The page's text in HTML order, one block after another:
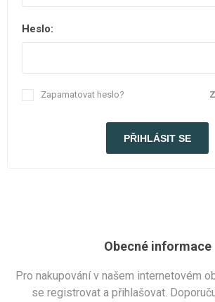
Heslo:
Zapamatovat heslo?
Obecné informace
Pro nakupování v našem internetovém
se registrovat a přihlašovat.